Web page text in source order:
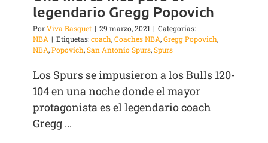
legendario Gregg Popovich
PorViva Basquet | 29 marzo, 2021 | Categorías:
NBA | Etiquetas:coach,Coaches NBA,Gregg Popovich,
NBA,Popovich,San Antonio Spurs,Spurs
Los Spurs se impusieron a los Bulls 120-
104 en una noche donde el mayor
protagonista es el legendario coach
Gregg ...